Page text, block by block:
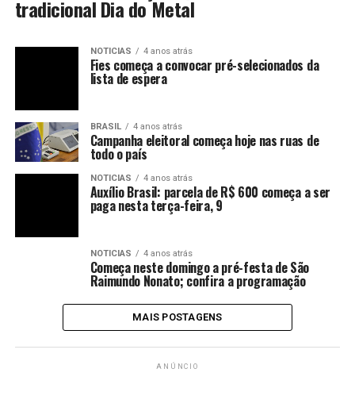
NOTICIAS 4 anos atrás
4 anos atrás
NOTICIAS 4 anos atrás
Auxílio Brasil: parcela de R$ 600 começa a ser
paga nesta terça-feira, 9
NOTICIAS 4 anos atrás
MAIS POSTAGENS
ANÚNCIO